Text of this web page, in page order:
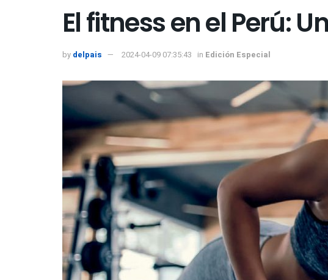
El fitness en el Perú:
by delpais 2024-04-09 07:35:43 in Edición Especial